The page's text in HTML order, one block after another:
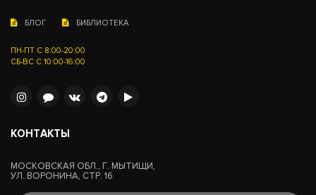
БЛОГ БИБЛИОТЕКА
ПН-ПТ С 8:00-20:00
СБ-ВС С 10:00-16:00
КОНТАКТЫ
МОСКОВСКАЯ ОБЛ., Г. МЫТИЩИ,
УЛ. ВОРОНИНА, СТР. 16